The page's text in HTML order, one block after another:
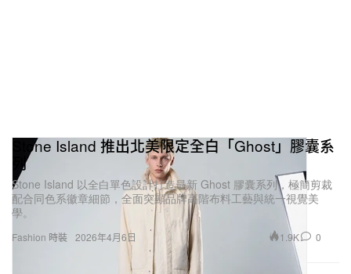
Fashion 時裝
Stone Island 推出北美限定全白「Ghost」膠囊系
列
Stone Island 以全白單色設計打造最新 Ghost 膠囊系列，極簡剪裁
配合同色系徽章細節，全面突顯品牌高階布料工藝與統一視覺美
學。
2026年4月6日 1.9K 0